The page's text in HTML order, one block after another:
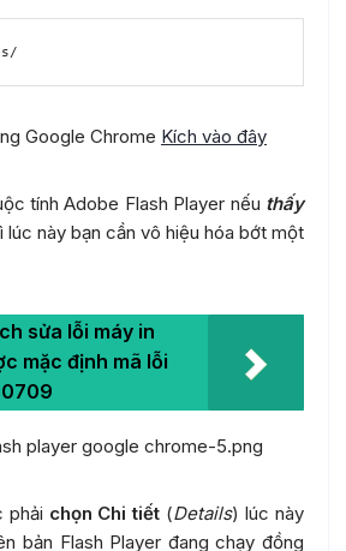
Google Chrome Kích vào đây
tính Adobe Flash Player nếu thấy
lúc này bạn cần vô hiệu hóa bớt một
sửa lỗi máy in
mặc định mã lỗi
phải chọn Chi tiết (Details) lúc này
bản Flash Player đang chạy đồng